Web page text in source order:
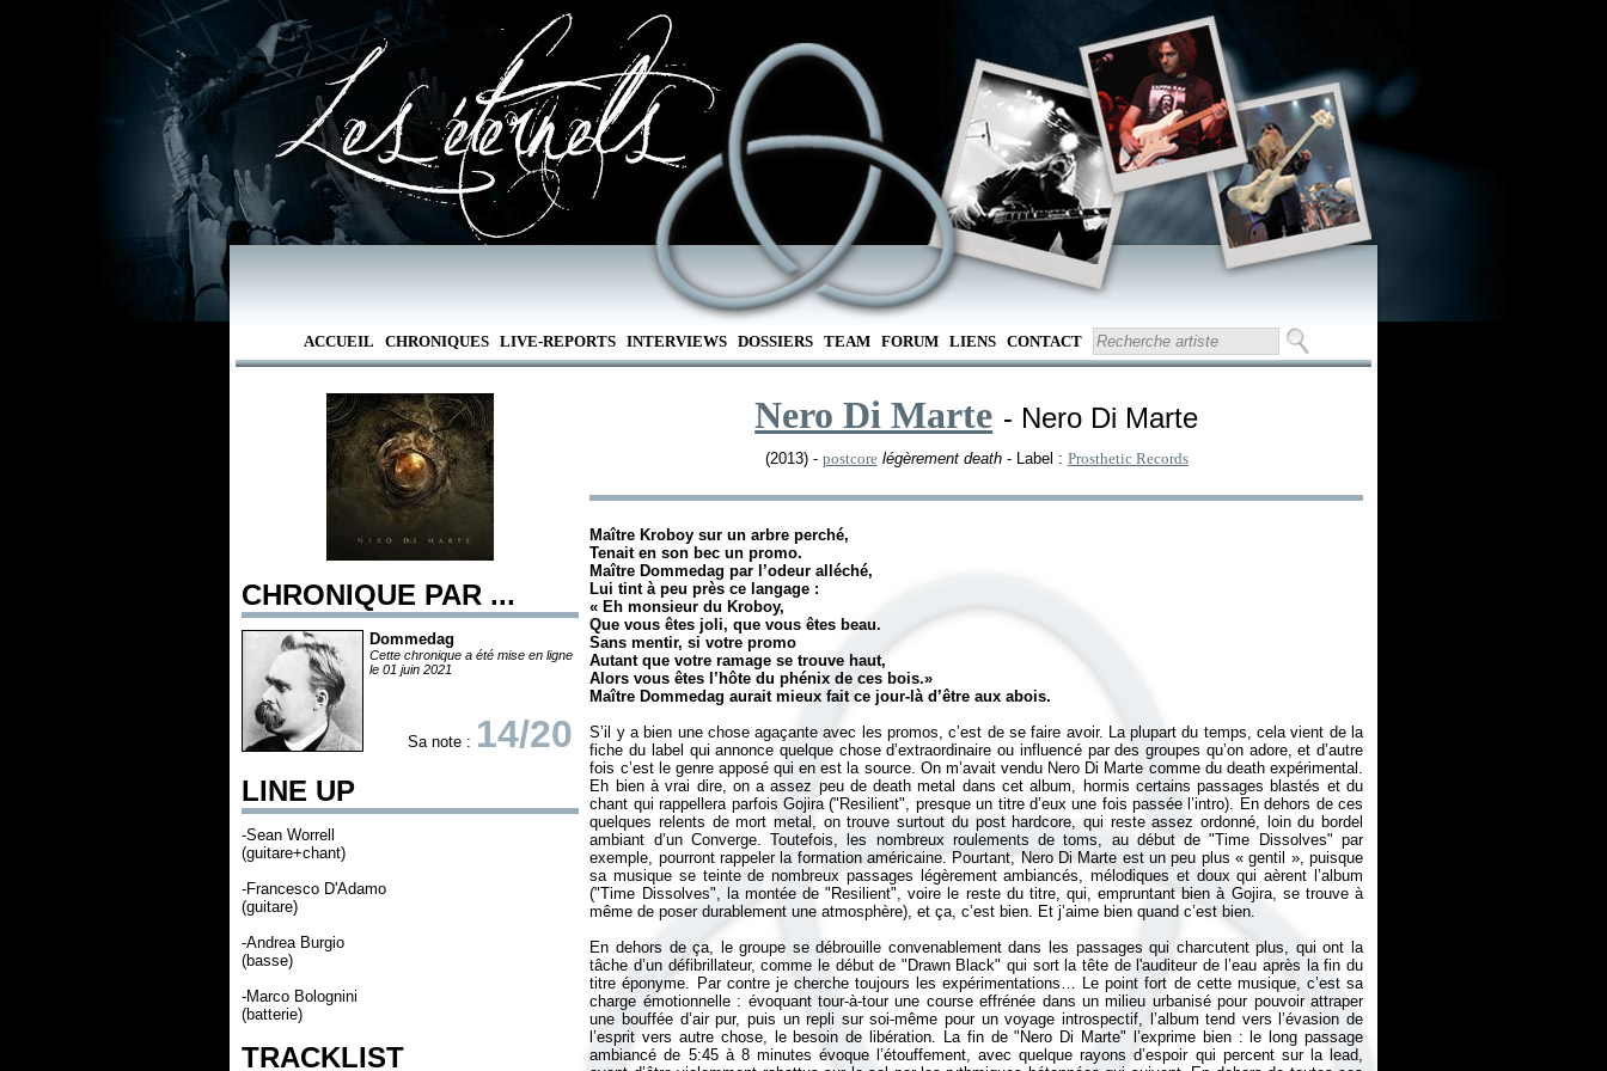
ACCUEIL CHRONIQUES LIVE-REPORTS INTERVIEWS DOSSIERS TEAM FORUM LIENS CONTACT
CHRONIQUE PAR ...
Dommedag
Cette chronique a été mise en ligne
le 01 juin 2021
Sa note : 14/20
LINE UP
-Sean Worrell
(guitare+chant)
-Francesco D'Adamo
(guitare)
-Andrea Burgio
(basse)
-Marco Bolognini
(batterie)
TRACKLIST
Nero Di Marte - Nero Di Marte
(2013) - postcore légèrement death- Label : Prosthetic Records
Maître Kroboy sur un arbre perché,
Tenait en son bec un promo.
Maître Dommedag par l’odeur alléché,
Lui tint à peu près ce langage :
« Eh monsieur du Kroboy,
Que vous êtes joli, que vous êtes beau.
Sans mentir, si votre promo
Autant que votre ramage se trouve haut,
Alors vous êtes l’hôte du phénix de ces bois.»
Maître Dommedag aurait mieux fait ce jour-là d’être aux abois.
S’il y a bien une chose agaçante avec les promos, c’est de se faire avoir. La plupart du temps, cela vient de la
fiche du label qui annonce quelque chose d’extraordinaire ou influencé par des groupes qu’on adore, et d’autre
fois c’est le genre apposé qui en est la source. On m’avait vendu Nero Di Marte comme du death expérimental.
Eh bien à vrai dire, on a assez peu de death metal dans cet album, hormis certains passages blastés et du
chant qui rappellera parfois Gojira ("Resilient", presque un titre d’eux une fois passée l’intro). En dehors de ces
quelques relents de mort metal, on trouve surtout du post hardcore, qui reste assez ordonné, loin du bordel
ambiant d’un Converge. Toutefois, les nombreux roulements de toms, au début de "Time Dissolves" par
exemple, pourront rappeler la formation américaine. Pourtant, Nero Di Marte est un peu plus « gentil », puisque
sa musique se teinte de nombreux passages légèrement ambiancés, mélodiques et doux qui aèrent l’album
("Time Dissolves", la montée de "Resilient", voire le reste du titre, qui, empruntant bien à Gojira, se trouve à
même de poser durablement une atmosphère), et ça, c’est bien. Et j’aime bien quand c’est bien.
En dehors de ça, le groupe se débrouille convenablement dans les passages qui charcutent plus, qui ont la
tâche d’un défibrillateur, comme le début de "Drawn Black" qui sort la tête de l'auditeur de l’eau après la fin du
titre éponyme. Par contre je cherche toujours les expérimentations… Le point fort de cette musique, c’est sa
charge émotionnelle : évoquant tour-à-tour une course effrénée dans un milieu urbanisé pour pouvoir attraper
une bouffée d’air pur, puis un repli sur soi-même pour un voyage introspectif, l’album tend vers l’évasion de
l’esprit vers autre chose, le besoin de libération. La fin de "Nero Di Marte" l’exprime bien : le long passage
ambiancé de 5:45 à 8 minutes évoque l’étouffement, avec quelque rayons d’espoir qui percent sur la lead,